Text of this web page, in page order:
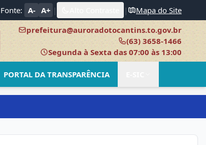
Fonte: A- A+ | |
Mapa do Site
prefeitura@auroradotocantins.to.gov.br
(63) 3658-1466
Segunda à Sexta das 07:00 às 13:00
PORTAL DA TRANSPARÊNCIA